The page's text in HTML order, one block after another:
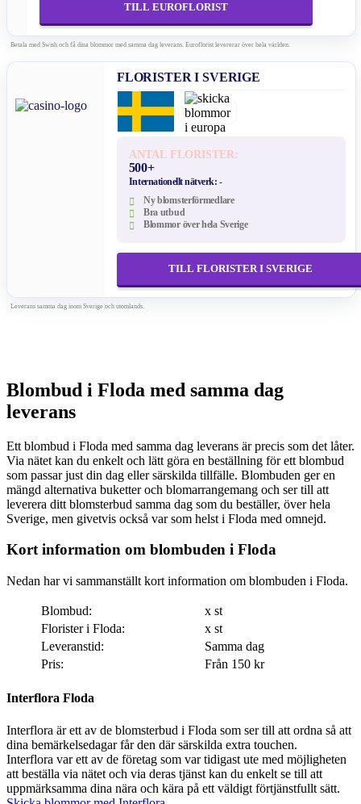
TILL EUROFLORIST
Betala med Swish och få dina blommor med samma dag leverans. Euroflorist levererar över hela världen.
FLORISTER I SVERIGE
ANTAL FLORISTER:
500+
Internationellt nätverk: -
Ny blomsterförmedlare
Bra utbud
Blommor över hela Sverige
TILL FLORISTER I SVERIGE
Leverans samma dag inom Sverige och utomlands.
Blombud i Floda med samma dag
leverans
Ett blombud i Floda med samma dag leverans är precis som det låter.
Via nätet kan du enkelt och lätt göra en beställning för ett blombud
som passar just din dag eller särskilda tillfälle. Blombuden ger en
mängd alternativa buketter och blomarrangemang och ser till att
leverera ditt blomsterbud samma dag som du beställer, över hela
Sverige, men givetvis också var som helst i Floda med omnejd.
Kort information om blombuden i Floda
Nedan har vi sammanställt kort information om blombuden i Floda.
Blombud:
x st
Florister i Floda:
x st
Leveranstid:
Samma dag
Pris:
Från 150 kr
Interflora Floda
Interflora är ett av de blomsterbud i Floda som ser till att ordna så att
dina bemärkelsedagar får den där särskilda extra touchen.
Interflora var ett av de företag som var tidigast ute med möjligheten
att beställa via nätet och via deras tjänst kan du enkelt se till att
uppmärksamma dina nära och kära på ett väldigt förtjänstfullt sätt.